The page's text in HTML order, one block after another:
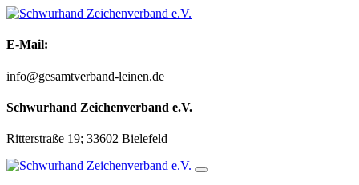
Zum
springen
E-Mail:
info@gesamtverband-leinen.de
Schwurhand Zeichenverband e.V.
Ritterstraße 19; 33602 Bielefeld